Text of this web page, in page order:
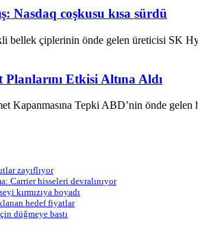
Nasdaq coşkusu kısa sürdü
bellek çiplerinin önde gelen üreticisi SK
Etkisi Altına Aldı
Kapanmasına Tepki ABD’nin önde
zayıflıyor
Carrier hisseleri devralınıyor
kırmızıya boyadı
hedef fiyatlar
düğmeye bastı